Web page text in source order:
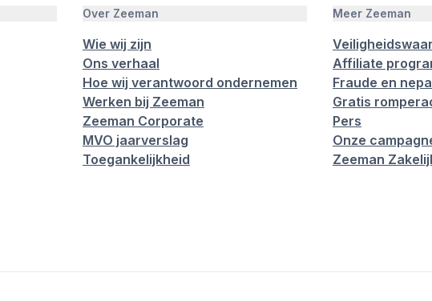
Over Zeeman
Wie wij zijn
Ons verhaal
Hoe wij verantwoord ondernemen
Werken bij Zeeman
Zeeman Corporate
MVO jaarverslag
Toegankelijkheid
Meer Zeeman
Affiliate
Fraude en
Gratis
Pers
Onze
Zeeman